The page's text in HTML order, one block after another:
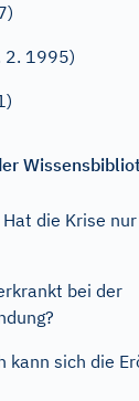
2. 1995)
die Krise
bei der
kann sich die